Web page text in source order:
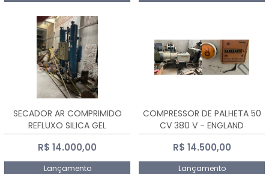
SECADOR AR COMPRIMIDO
REFLUXO SILICA GEL
R$ 14.000,00
Lançamento
COMPRESSOR DE PALHETA 50
CV 380 V - ENGLAND
R$ 14.500,00
Lançamento